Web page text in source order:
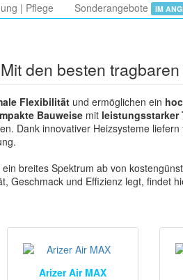
| Pflege Sonderangebote IM
den besten
Flexibilitätund ermöglichen ein
Bauweisemit leistungsstarker
Dank innovativer Heizsysteme
breites Spektrum ab von
Geschmack und Effizienz legt, findet
Arizer Air MAX